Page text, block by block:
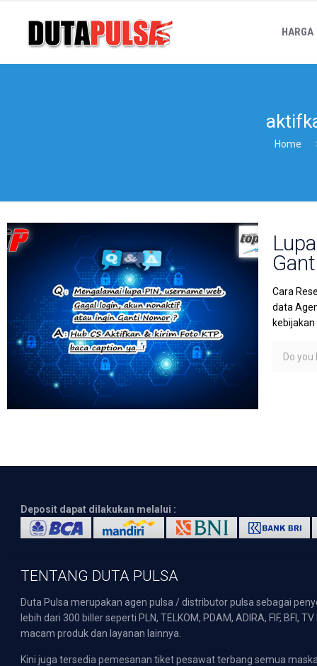
HARGA
Home
Cara
data
Do you
Deposit dapat dilakukan melalui :
TENTANG DUTA PULSA
Duta Pulsa merupakan agen pulsa / distributor pulsa sebagai
lebih dari 300 biller seperti PLN, TELKOM, PDAM, ADIRA, FIF,
macam produk dan layanan lainnya.
Kini juga tersedia pemesanan tiket pesawat terbang semua